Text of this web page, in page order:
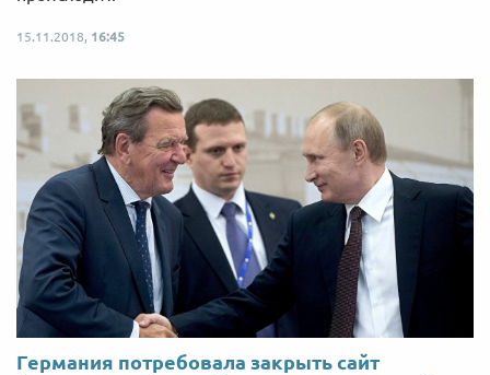
15.11.2018, 16:45
Германия потребовала закрыть сайт